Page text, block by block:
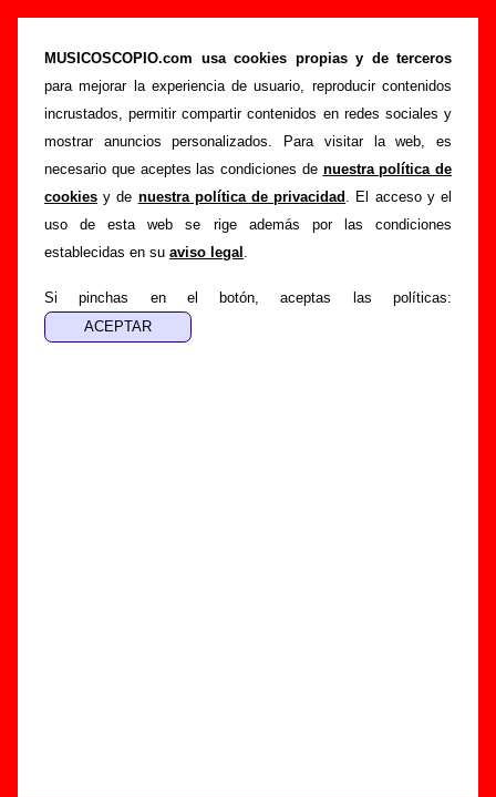
MUSICOSCOPIO.com usa cookies propias y de terceros
para mejorar la experiencia de usuario, reproducir contenidos
incrustados, permitir compartir contenidos en redes sociales y
mostrar anuncios personalizados. Para visitar la web, es
necesario que aceptes las condiciones de nuestra política de
cookies y de nuestra política de privacidad . El acceso y el
uso de esta web se rige además por las condiciones
establecidas en su aviso legal .
Si pinchas en el botón, aceptas las políticas:
Canciones de Single (letras, autores,
videoclips...)
Portada >Single >Canciones
Esta página muestra una lista con todas las canciones de
Singlepor orden alfabético. Para ver toda la información
disponible sobre una canción (discos en los que aparece,
autor o autores, letra, curiosidades, etc.), sigue el enlace
correspondiente.
En el caso de que no esté disponible la letra de uno de los
temas, se indica junto al enlace a la canción. Puedes ayudar
completar esta sección